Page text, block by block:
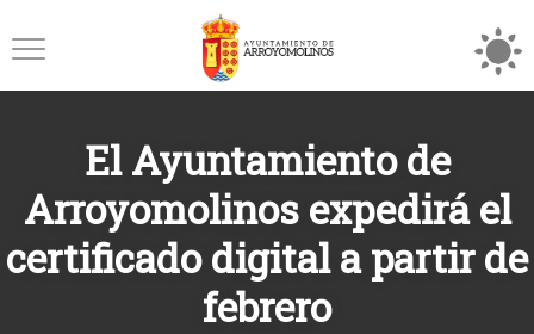
El Ayuntamiento de
Arroyomolinos expedirá el
certificado digital a partir de
febrero